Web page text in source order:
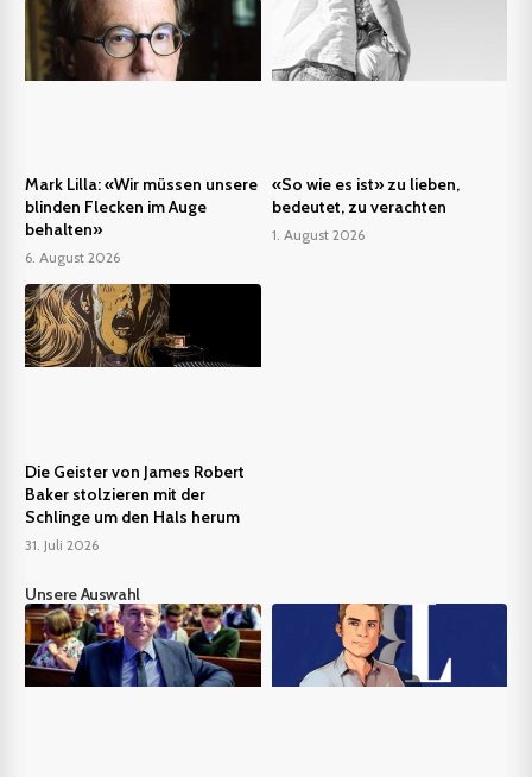
Mark Lilla: «Wir müssen unsere
blinden Flecken im Auge
behalten»
6. August 2026
«So wie es ist» zu lieben,
bedeutet, zu verachten
1. August 2026
Die Geister von James Robert
Baker stolzieren mit der
Schlinge um den Hals herum
31. Juli 2026
Unsere Auswahl